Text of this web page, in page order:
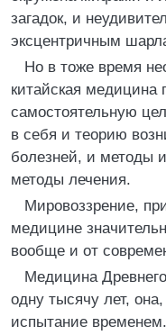
загадок, и
эксцентричным
Но в тоже время
китайская медицина
самостоятельную
в себя и теорию
болезней, и методы
методы лечения.
Мировоззрение,
медицине
вообще и от
Медицина
одну тысячу лет,
испытание